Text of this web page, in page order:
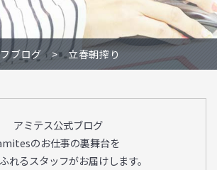
ブログ 立春朝搾り
アミテス公式ブログ
のお仕事の裏舞台を
れるスタッフがお届けします。